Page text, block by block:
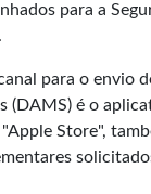
para a
para o envio
(DAMS) é o
"Apple Store",